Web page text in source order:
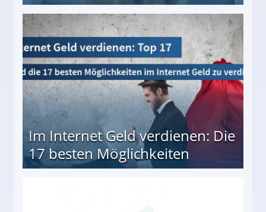
besten Möglichkeiten
Im Internet Geld verdienen: Die
17 besten Möglichkeiten